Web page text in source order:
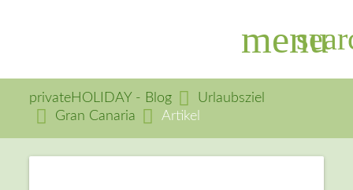
menu
Suchbegriffe
privateHOLIDAY - Blog
Urlaubsziel
Gran Canaria
Artikel